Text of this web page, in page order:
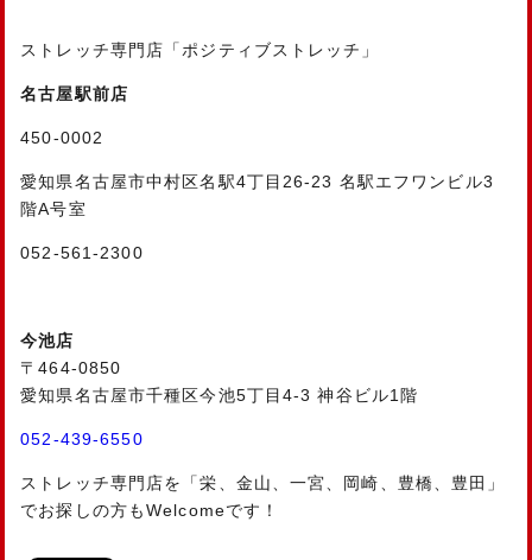
ストレッチ専門店「ポジティブストレッチ」
名古屋駅前店
450-0002
愛知県名古屋市中村区名駅4丁目26-23 名駅エフワンビル3
階A号室
052-561-2300
今池店
〒464-0850
愛知県名古屋市千種区今池5丁目4-3 神谷ビル1階
052-439-6550
ストレッチ専門店を「栄、金山、一宮、岡崎、豊橋、豊田」
でお探しの方もWelcomeです！